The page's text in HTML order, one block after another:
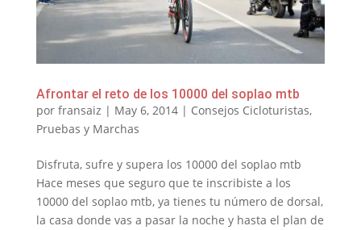
Afrontar el reto de los 10000 del soplao mtb
por fransaiz | May 6, 2014| Consejos Cicloturistas,
Pruebas y Marchas
Disfruta, sufre y supera los 10000 del soplao mtb
Hace meses que seguro que te inscribiste a los
10000 del soplao mtb, ya tienes tu número de dorsal,
la casa donde vas a pasar la noche y hasta el plan de